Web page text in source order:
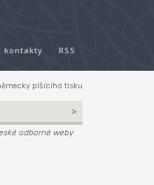
kontakty RSS
píšícího tisku
odborné weby